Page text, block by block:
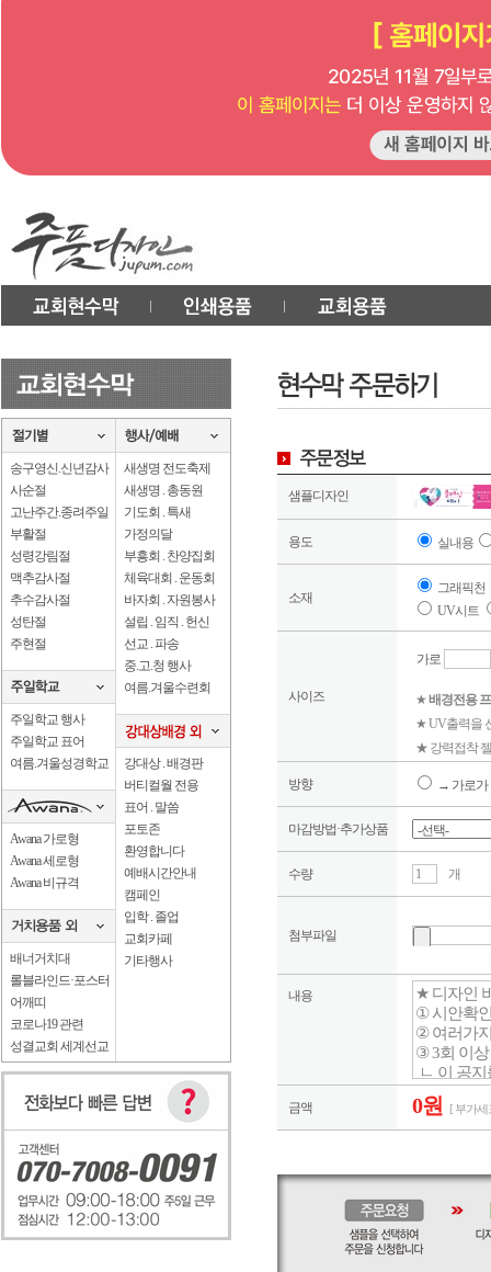
송구영신.신년감사
사순절
고난주간.종려주일
부활절
성령강림절
맥추감사절
추수감사절
성탄절
주현절
주일학교 행사
주일학교 표어
여름.겨울성경학교
Awana 가로형
Awana 세로형
Awana 비규격
배너거치대
롤블라인드·포스터
어깨띠
코로나19 관련
성결교회 세계선교
새생명 전도축제
새생명 . 총동원
기도회 . 특새
가정의달
부흥회 . 찬양집회
체육대회 . 운동회
바자회 . 자원봉사
설립 . 임직 . 헌신
선교 . 파송
중.고.청 행사
여름.겨울수련회
강대상 . 배경판
버티컬월 전용
표어 . 말씀
포토존
환영합니다
예배시간안내
캠페인
입학 . 졸업
교회카페
기타행사
샘플디자인
용도 실내용
소재
그래픽천
UV시트
사이즈
가로
★배경전용
★ UV출력을
★ 강력접착
방향 → 가로가
마감방법·추가상품
수량 개
첨부파일
내용
금액 0원 [ 부가세